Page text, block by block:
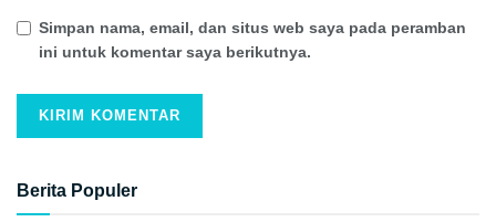
Simpan nama, email, dan situs web saya pada peramban
ini untuk komentar saya berikutnya.
Berita Populer